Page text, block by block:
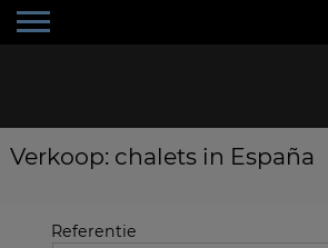
Verkoop: chalets in España
Referentie